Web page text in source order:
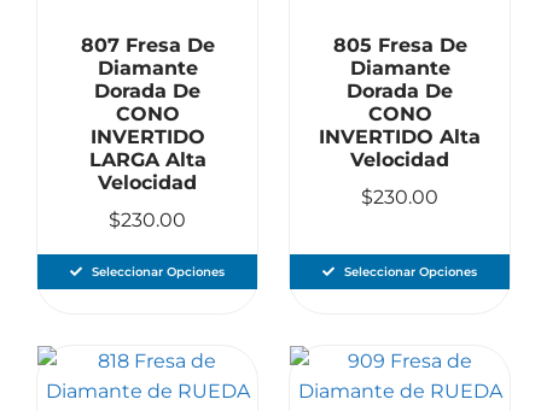
807 Fresa De
Diamante
Dorada De
CONO
INVERTIDO
LARGA Alta
Velocidad
$230.00
Seleccionar Opciones
805 Fresa De
Diamante
Dorada De
CONO
INVERTIDO Alta
Velocidad
$230.00
Seleccionar Opciones